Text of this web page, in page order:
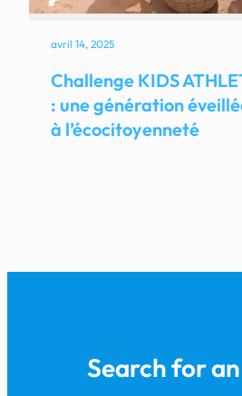
avril 14, 2025
Challenge KIDS
: une génération
à l’écocitoyenneté
Search for